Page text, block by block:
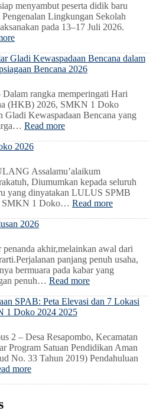
menyambut peserta didik baru
Lingkungan Sekolah
pada 13–17 Juli 2026.
:
Ramah
2026:
Karakter,
Mengenalkan
Lingkungan,
dan
Menumbuhkan
Semangat
Belajar
Gladi Kewaspadaan Bencana dalam
Bencana 2026
rangka memperingati Hari
(HKB) 2026, SMKN 1 Doko
Gladi Kewaspadaan Bencana yang
Read more:
Gelar
Gladi
Kewaspadaan
Bencana
dalam
Peringatan
Bencana
2026
2026
Assalamu’alaikum
Diumumkan kepada seluruh
yang dinyatakan LULUS SPMB
SMKN 1 Doko… Read more:
Doko
2026
2026
akhir,melainkan awal dari
panjang penuh usaha,
bermuara pada kabar yang
penuh… Read more:
Kelulusan
SPAB: Peta Elevasi dan 7 Lokasi
1 Doko 2024 2025
2 – Desa Resapombo, Kecamatan
Program Satuan Pendidikan Aman
No. 33 Tahun 2019) Pendahuluan
more: